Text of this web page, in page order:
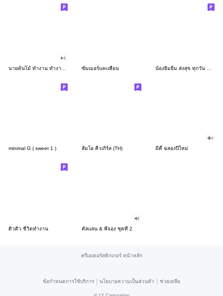
ซัมเมอร์และเพื่อน
minimal G ( sweet 1 ) ส้มโอ คิ้วเกิร์ล (TH) มีดี้ ฉลองปีใหม่
ดิวดิว ชีวิตทำงาน คัลแลน & พี่จอง ชุดที่ 2
ครีเอเตอร์สติกเกอร์ หน้าหลัก
ข้อกำหนดการใช้บริการ | นโยบายความเป็นส่วนตัว | ช่วยเหลือ